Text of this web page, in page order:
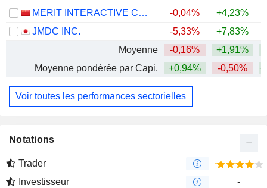
MERIT INTERACTIVE CO.,LTD.
-0,04% +4,23%
JMDC INC.
-5,33% +7,83%
Moyenne
-0,16% +1,91%
Moyenne pondérée par Capi.
+0,94% -0,50%
Voir toutes les performances sectorielles
Notations
Trader
Investisseur
-